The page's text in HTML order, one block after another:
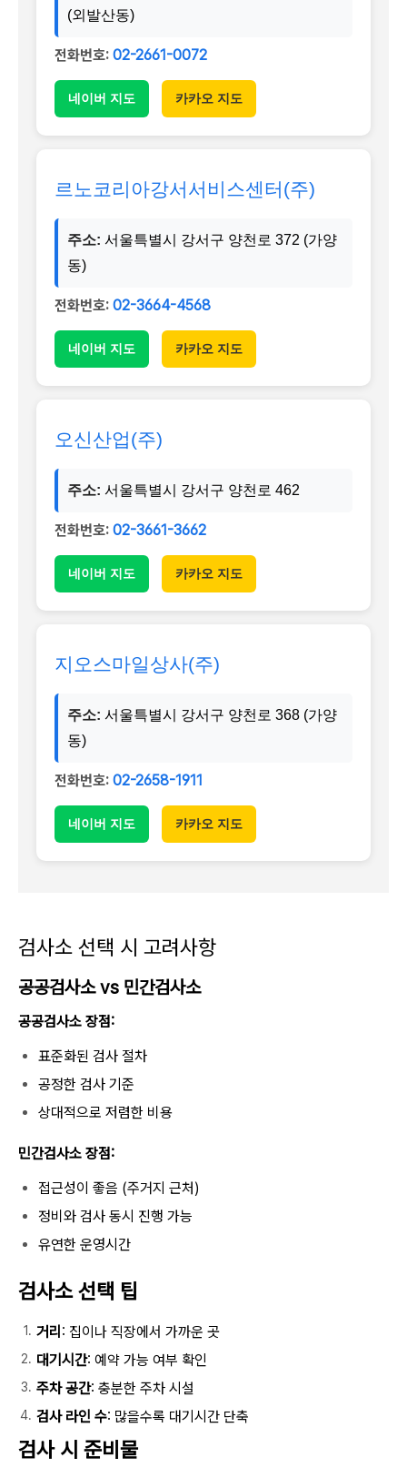
(외발산동)
전화번호: 02-2661-0072
네이버 지도 카카오 지도
르노코리아강서서비스센터(주)
주소: 서울특별시 강서구 양천로 372 (가양
동)
전화번호: 02-3664-4568
네이버 지도 카카오 지도
오신산업(주)
주소: 서울특별시 강서구 양천로 462
전화번호: 02-3661-3662
네이버 지도 카카오 지도
지오스마일상사(주)
주소: 서울특별시 강서구 양천로 368 (가양
동)
전화번호: 02-2658-1911
네이버 지도 카카오 지도
검사소 선택 시 고려사항
공공검사소 vs 민간검사소
공공검사소 장점:
표준화된 검사 절차
공정한 검사 기준
상대적으로 저렴한 비용
민간검사소 장점:
접근성이 좋음 (주거지 근처)
정비와 검사 동시 진행 가능
유연한 운영시간
검사소 선택 팁
거리 : 집이나 직장에서 가까운 곳
대기시간: 예약 가능 여부 확인
주차 공간: 충분한 주차 시설
검사 라인 수: 많을수록 대기시간 단축
검사 시 준비물